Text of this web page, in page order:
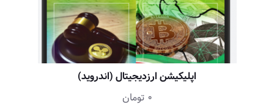
اپلیکیشن ارزدیجیتال (اندروید)
0 تومان